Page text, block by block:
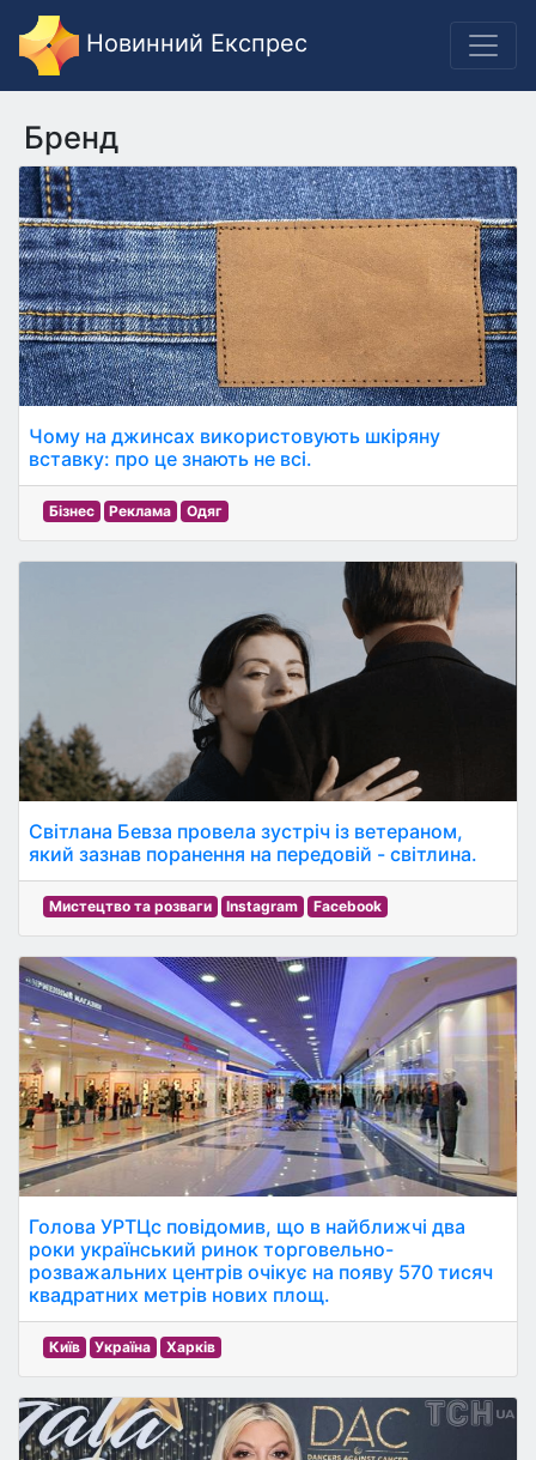
Новинний Експрес
Бренд
Чому на джинсах використовують шкіряну
вставку: про це знають не всі.
Бізнес Реклама Одяг
Світлана Бевза провела зустріч із ветераном,
який зазнав поранення на передовій - світлина.
Мистецтво та розваги Instagram Facebook
Голова УРТЦс повідомив, що в найближчі два
роки український ринок торговельно-
розважальних центрів очікує на появу 570 тисяч
квадратних метрів нових площ.
Київ Україна Харків